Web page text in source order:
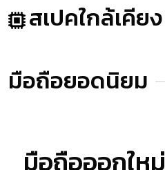
สเปคใกล้เคียง
มือถือยอดนิยม
มือถือออกใหม่